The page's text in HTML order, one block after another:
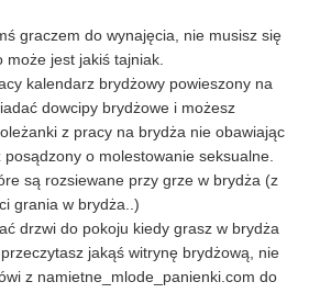
graczem do wynajęcia, nie musisz się
jest jakiś tajniak.
kalendarz brydżowy powieszony na
dowcipy brydżowe i możesz
z pracy na brydża nie obawiając
o molestowanie seksualne.
są rozsiewane przy grze w brydża (z
grania w brydża..)
drzwi do pokoju kiedy grasz w brydża
jakąś witrynę brydżową, nie
z namietne_mlode_panienki.com do